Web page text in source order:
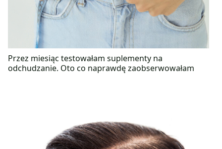
Przez miesiąc testowałam suplementy na
odchudzanie. Oto co naprawdę zaobserwowałam